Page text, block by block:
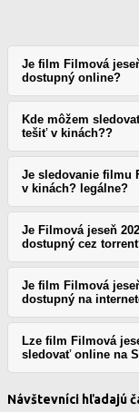
Je film Filmová
dostupný online?
Kde môžem
tešiť v kinách??
Je sledovanie filmu
v kinách? legálne?
Je Filmová jeseň
dostupný cez
Je film Filmová
dostupný na
Lze film Filmová
sledovať online na
Návštevníci hľadajú